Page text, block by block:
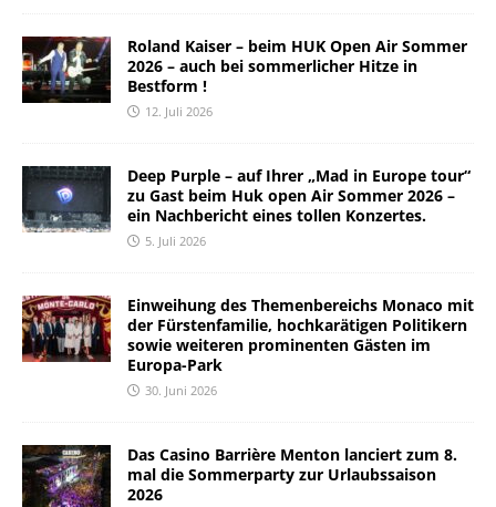
Roland Kaiser – beim HUK Open Air Sommer
2026 – auch bei sommerlicher Hitze in
Bestform !
12. Juli 2026
Deep Purple – auf Ihrer „Mad in Europe tour“
zu Gast beim Huk open Air Sommer 2026 –
ein Nachbericht eines tollen Konzertes.
5. Juli 2026
Einweihung des Themenbereichs Monaco mit
der Fürstenfamilie, hochkarätigen Politikern
sowie weiteren prominenten Gästen im
Europa-Park
30. Juni 2026
Das Casino Barrière Menton lanciert zum 8.
mal die Sommerparty zur Urlaubssaison
2026